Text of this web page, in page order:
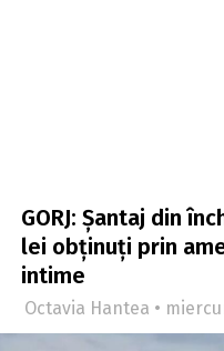
GORJ: Șantaj din
lei obținuți prin
intime
Octavia Hantea •